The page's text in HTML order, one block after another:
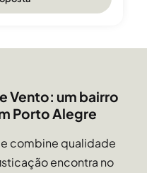
Vento: um bairro
Porto Alegre
combine qualidade
encontra no